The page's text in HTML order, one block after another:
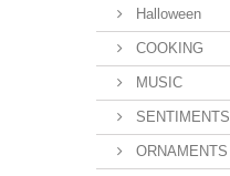
Halloween
COOKING
MUSIC
SENTIMENTS
ORNAMENTS